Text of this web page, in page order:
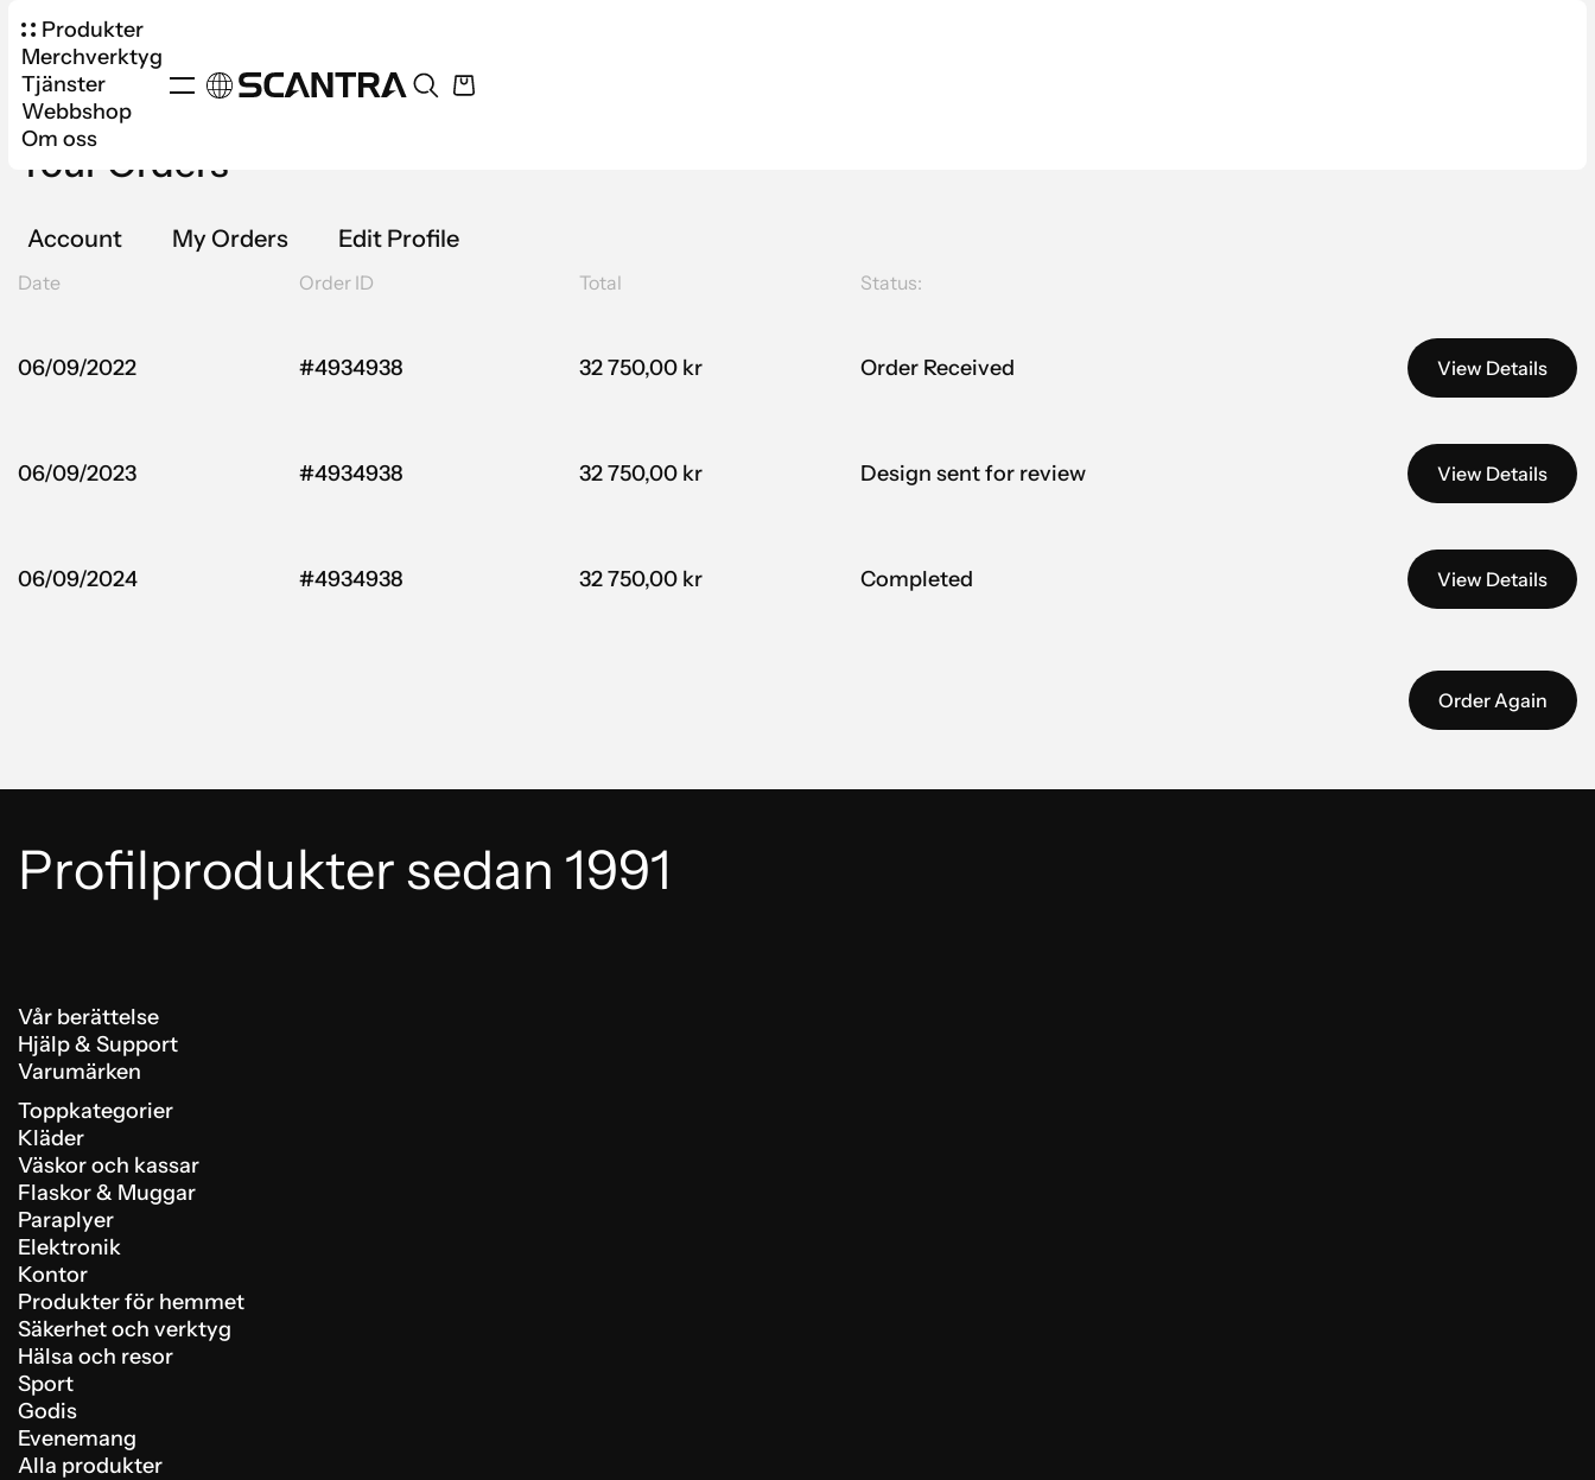
Produkter
Merchverktyg
Tjänster
Webbshop
Om oss
Your Orders
Account My Orders Edit Profile
Date Order ID Total Status:
06/09/2022 #4934938 32 750,00 kr Order Received View Details
06/09/2023 #4934938 32 750,00 kr Design sent for review View Details
06/09/2024 #4934938 32 750,00 kr Completed View Details
Order Again
Profilprodukter sedan 1991
Vår berättelse
Hjälp & Support
Varumärken
Toppkategorier
Kläder
Väskor och kassar
Flaskor & Muggar
Paraplyer
Elektronik
Kontor
Produkter för hemmet
Säkerhet och verktyg
Hälsa och resor
Sport
Godis
Evenemang
Alla produkter